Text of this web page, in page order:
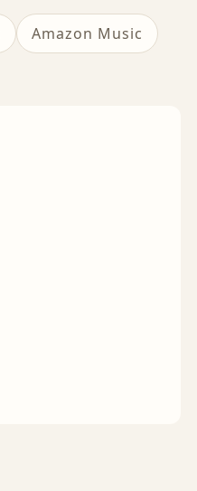
Amazon Music